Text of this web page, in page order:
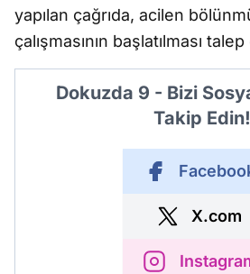
yapılan çağrıda, acilen
çalışmasının başlatılması
Dokuzda 9 - Bizi
Takip Edin!
X.com